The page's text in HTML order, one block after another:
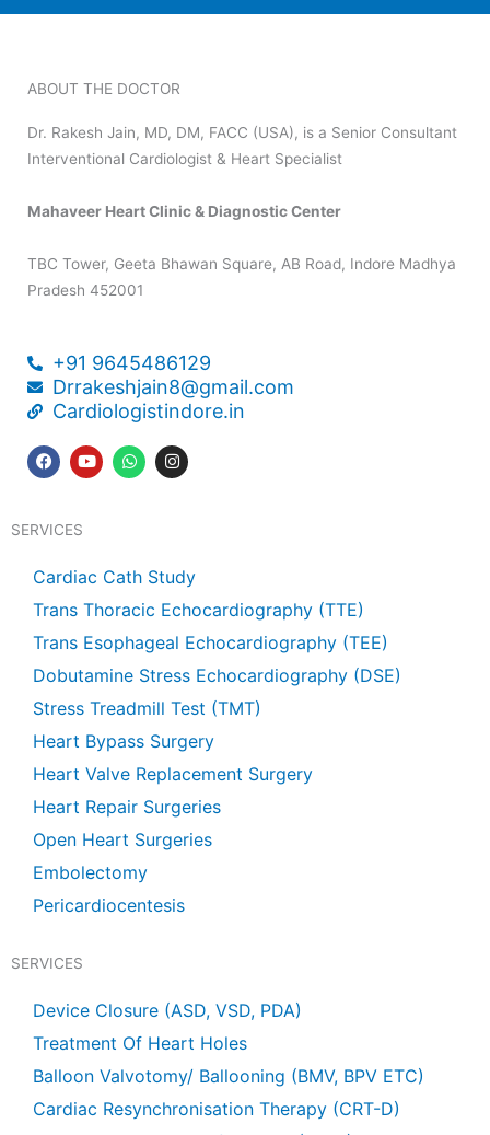
ABOUT THE DOCTOR
Dr. Rakesh Jain, MD, DM, FACC (USA), is a Senior Consultant
Interventional Cardiologist & Heart Specialist
Mahaveer Heart Clinic & Diagnostic Center
TBC Tower, Geeta Bhawan Square, AB Road, Indore Madhya
Pradesh 452001
+91 9645486129
Drrakeshjain8@gmail.com
Cardiologistindore.in
F
a
c
o
k
Y
o
u
W
h
a
p
I
n
s
m
SERVICES
Cardiac Cath Study
Trans Thoracic Echocardiography (TTE)
Trans Esophageal Echocardiography (TEE)
Dobutamine Stress Echocardiography (DSE)
Stress Treadmill Test (TMT)
Heart Bypass Surgery
Heart Valve Replacement Surgery
Heart Repair Surgeries
Open Heart Surgeries
Embolectomy
Pericardiocentesis
SERVICES
Device Closure (ASD, VSD, PDA)
Treatment Of Heart Holes
Balloon Valvotomy/ Ballooning (BMV, BPV ETC)
Cardiac Resynchronisation Therapy (CRT-D)